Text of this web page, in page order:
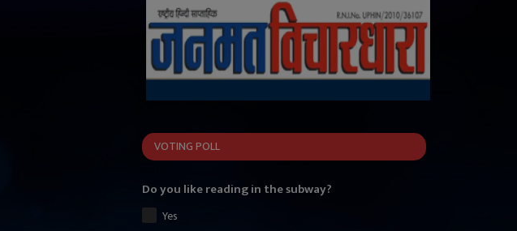
VOTING POLL
Do you like reading in the subway?
Yes